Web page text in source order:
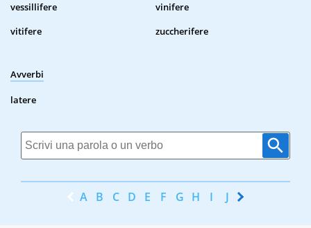
vessillifere
vinifere
vitifere
zuccherifere
Avverbi
latere
A B C D E F G H I J K